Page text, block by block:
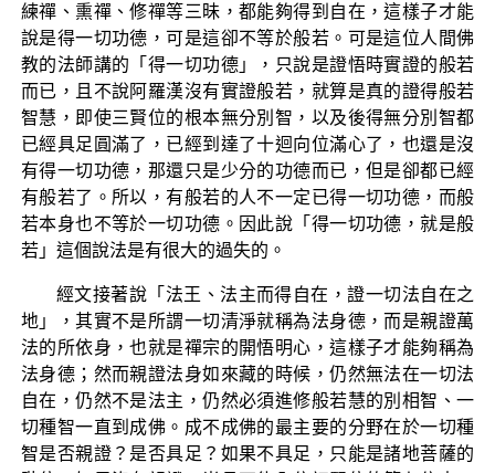
練禪、熏禪、修禪等三昧，都能夠得到自在，這樣子才能
說是得一切功德，可是這卻不等於般若。可是這位人間佛
教的法師講的「得一切功德」，只說是證悟時實證的般若
而已，且不說阿羅漢沒有實證般若，就算是真的證得般若
智慧，即使三賢位的根本無分別智，以及後得無分別智都
已經具足圓滿了，已經到達了十迴向位滿心了，也還是沒
有得一切功德，那還只是少分的功德而已，但是卻都已經
有般若了。所以，有般若的人不一定已得一切功德，而般
若本身也不等於一切功德。因此說「得一切功德，就是般
若」這個說法是有很大的過失的。
經文接著說「法王、法主而得自在，證一切法自在之
地」，其實不是所謂一切清淨就稱為法身德，而是親證萬
法的所依身，也就是禪宗的開悟明心，這樣子才能夠稱為
法身德；然而親證法身如來藏的時候，仍然無法在一切法
自在，仍然不是法主，仍然必須進修般若慧的別相智、一
切種智一直到成佛。成不成佛的最主要的分野在於一切種
智是否親證？是否具足？如果不具足，只能是諸地菩薩的